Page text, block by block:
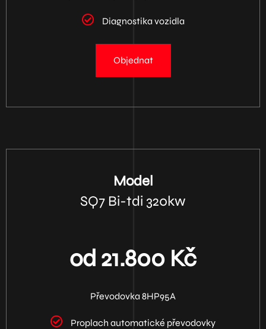
Diagnostika vozidla
Objednat
Model
SQ7 Bi-tdi 320kw
od 21.800 Kč
Převodovka 8HP95A
Proplach automatické převodovky